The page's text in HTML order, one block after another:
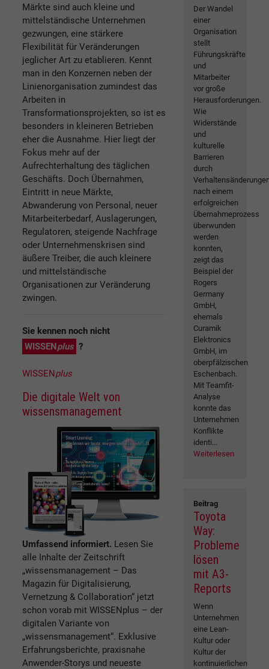
Märkte sind auch kleine und
mittelständische Unternehmen
gezwungen, eine stärkere
Flexibilität für Veränderungen
jeglicher Art zu etablieren. Kennt
man in den Konzernen neben der
Linienorganisation zumindest das
Arbeiten in
Transformationsprojekten, so ist es
besonders in kleineren Betrieben
eher die Ausnahme. Hier liegt der
Fokus mehr auf der
Aufrechterhaltung des täglichen
Geschäfts. Doch Übernahmen,
Eintritt in neue Märkte,
Abwanderung von Personal, neuer
Mitarbeiterbedarf, Auslagerungen,
Regulatoren, steigende Nachfrage
oder Unternehmenskrisen sind
äußere Treiber, die auch kleinere
und mittelständische
Organisationen zur Veränderung
zwingen.
Sie kennen noch nicht
WISSENplus ?
WISSENplus
Die digitale Welt von
wissensmanagement
Umfassend informiert. Lesen Sie
alle Inhalte der Zeitschrift
„wissensmanagement – Das
Magazin für Digitalisierung,
Vernetzung & Collaboration“ jetzt
schon vorab mit WISSENplus – der
digitalen Variante von
„wissensmanagement“. Exklusive
Erfahrungsberichte, praxisnahe
Anwender-Storys und neueste
Der Wandel
einer
Organisation
stellt
Führungskräfte
und
Mitarbeiter
vor große
Herausforderungen.
Wie
Widerstände
und
kulturelle
Barrieren
durch
nach einem
erfolgreichen
Übernahmeprozess
überwunden
werden
konnten,
zeigt das
Beispiel der
Rogers
Germany
GmbH,
ehemals
Curamik
Elektronics
GmbH, im
oberpfälzischen
Eschenbach.
Mit Teamfit-
Analyse
konnte das
Unternehmen
Konflikte
identi...
Weiterlesen
Beitrag
Toyota
Way:
Probleme
lösen
mit A3-
Reports
Wenn
Unternehmen
eine Lean-
Kultur oder
Kultur der
kontinuierlichen